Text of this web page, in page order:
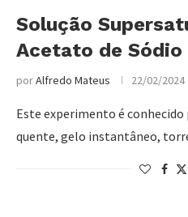
Solução
Acetato de Sódio
porAlfredo Mateus 22/02/2024
Este experimento é
quente, gelo instantâneo,